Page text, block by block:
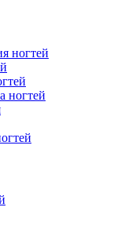
ногтей
ногтей